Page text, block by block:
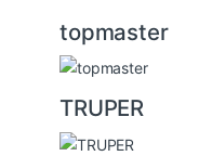
topmaster
TRUPER